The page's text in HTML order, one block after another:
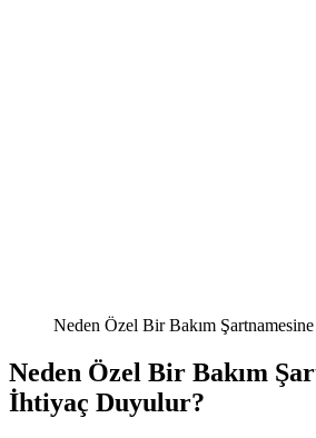
Neden Özel Bir Bakım
Neden Özel Bir Bakım
İhtiyaç Duyulur?